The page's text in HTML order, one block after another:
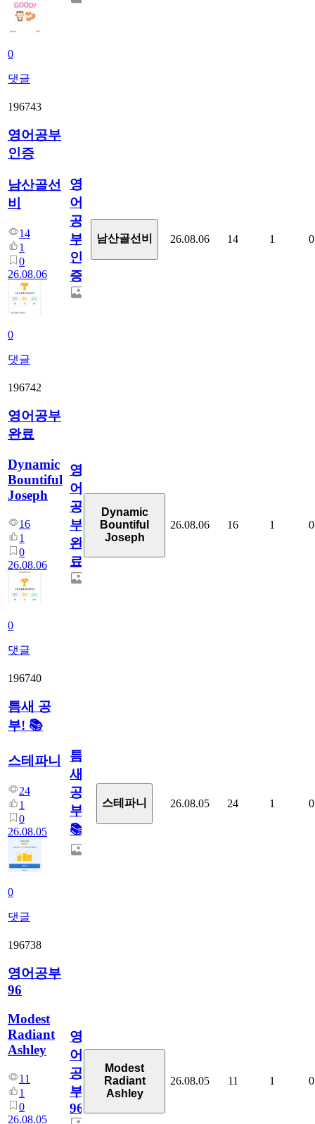
0
댓글
196743
영어공부
인증
남산골선
비
14
1
0
26.08.06
0
댓글
영
어
공
부
인
증
남산골선비 26.08.06 14 1 0
196742
영어공부
완료
Dynamic
Bountiful
Joseph
16
1
0
26.08.06
0
댓글
영
어
공
부
완
료
Dynamic
Bountiful
Joseph
26.08.06 16 1 0
196740
틈새 공
부! 📚
스테파니
24
1
0
26.08.05
0
댓글
틈
새
공
부!
📚
스테파니 26.08.05 24 1 0
196738
영어공부
96
Modest
Radiant
Ashley
11
1
0
26.08.05
영
어
공
부
96
Modest
Radiant
Ashley
26.08.05 11 1 0